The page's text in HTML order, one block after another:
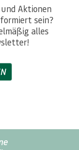
Aktionen
sein?
alles